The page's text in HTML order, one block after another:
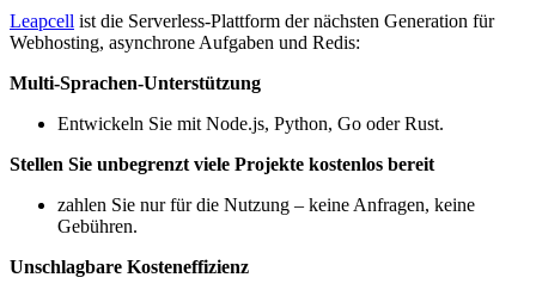
Leapcell ist die Serverless-Plattform der nächsten Generation für
Webhosting, asynchrone Aufgaben und Redis:
Multi-Sprachen-Unterstützung
Entwickeln Sie mit Node.js, Python, Go oder Rust.
Stellen Sie unbegrenzt viele Projekte kostenlos bereit
zahlen Sie nur für die Nutzung – keine Anfragen, keine
Gebühren.
Unschlagbare Kosteneffizienz